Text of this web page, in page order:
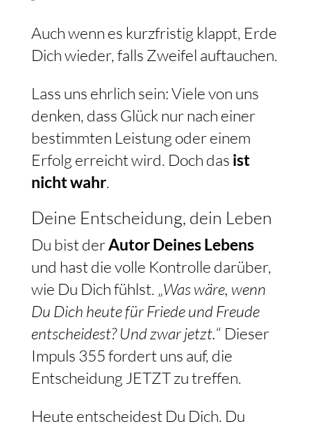
Auch wenn es kurzfristig klappt, Erde
Dich wieder, falls Zweifel auftauchen.
Lass uns ehrlich sein: Viele von uns
denken, dass Glück nur nach einer
bestimmten Leistung oder einem
Erfolg erreicht wird. Doch das ist
nicht wahr.
Deine Entscheidung, dein Leben
Du bist derAutor Deines Lebens
und hast die volle Kontrolle darüber,
wie Du Dich fühlst. „Was wäre, wenn
Du Dich heute für Friede und Freude
entscheidest? Und zwar jetzt.“ Dieser
Impuls 355 fordert uns auf, die
Entscheidung JETZT zu treffen.
Heute entscheidest Du Dich. Du